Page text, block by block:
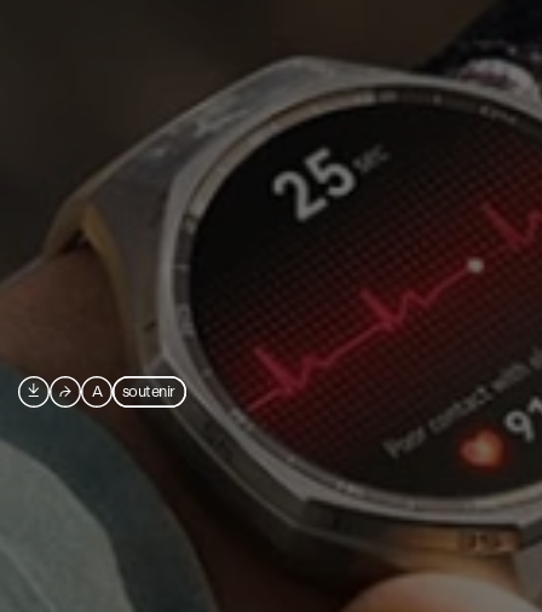
 ⮫ A soutenir